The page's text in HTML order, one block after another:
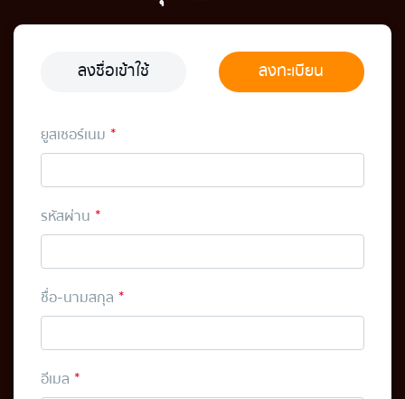
ลงชื่อเข้าใช้ ลงทะเบียน
ยูสเซอร์เนม
รหัสผ่าน
ชื่อ-นามสกุล
อีเมล